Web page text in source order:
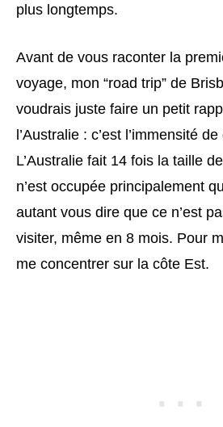
plus longtemps.
Avant de vous raconter la
voyage, mon “road trip” de
voudrais juste faire un petit
l’Australie : c’est l’immensité
L’Australie fait 14 fois la taille
n’est occupée principalement
autant vous dire que ce n’est
visiter, même en 8 mois. Pour
me concentrer sur la côte Est.